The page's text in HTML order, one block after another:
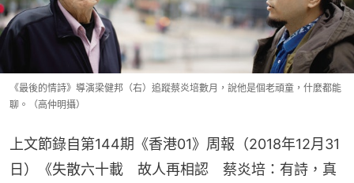
《最後的情詩》導演梁健邦（右）追蹤蔡炎培數月，說他是個老頑童，什麼都能
聊。（高仲明攝）
上文節錄自第144期《香港01》周報（2018年12月31
日）《失散六十載　故人再相認　蔡炎培：有詩，真